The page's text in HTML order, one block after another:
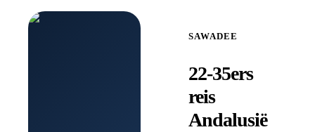
SAWADEE
22-35ers
reis
Andalusië